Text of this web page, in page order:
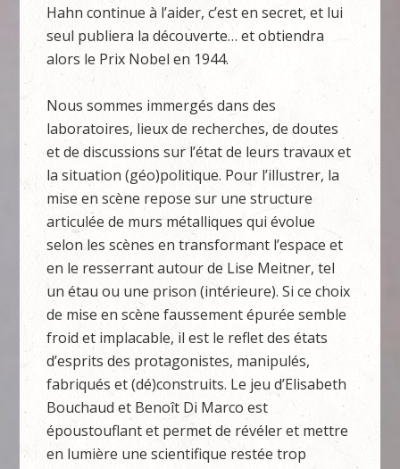
Hahn continue à l’aider, c’est en secret, et lui
seul publiera la découverte… et obtiendra
alors le Prix Nobel en 1944.
Nous sommes immergés dans des
laboratoires, lieux de recherches, de doutes
et de discussions sur l’état de leurs travaux et
la situation (géo)politique. Pour l’illustrer, la
mise en scène repose sur une structure
articulée de murs métalliques qui évolue
selon les scènes en transformant l’espace et
en le resserrant autour de Lise Meitner, tel
un étau ou une prison (intérieure). Si ce choix
de mise en scène faussement épurée semble
froid et implacable, il est le reflet des états
d’esprits des protagonistes, manipulés,
fabriqués et (dé)construits. Le jeu d’Elisabeth
Bouchaud et Benoît Di Marco est
époustouflant et permet de révéler et mettre
en lumière une scientifique restée trop